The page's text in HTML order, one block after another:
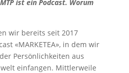
ist ein Podcast. Worum
wir bereits seit 2017
«MARKETEA», in dem wir
Persönlichkeiten aus
einfangen. Mittlerweile